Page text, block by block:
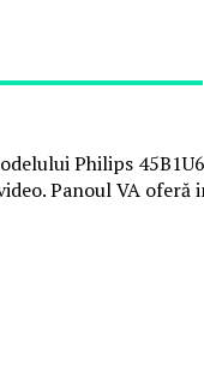
Philips
Panoul VA